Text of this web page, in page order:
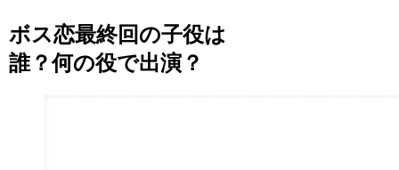
ボス恋最終回の子役は
誰？何の役で出演？